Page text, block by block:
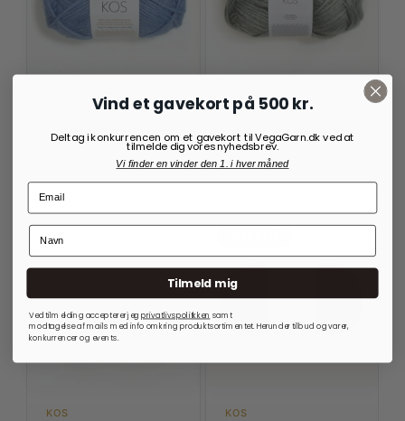
Kos 6042 Mørk Himmelblå
På lager
KOS
Kos 8521 Støvet Lys Grøn
79,00kr.
På lager
KOS KOS
Vind et gavekort på 500 kr.
Deltag i konkurrencen om et gavekort til VegaGarn.dk ved at
tilmelde dig vores nyhedsbrev.
Vi finder en vinder den 1. i hver måned
Tilmeld mig
Ved tilmelding accepterer jegprivatlivspolitkken samt
modtagelse af mails med info omkring produktsortimentet. Herunder tilbud og varer,
konkurrencer og events.